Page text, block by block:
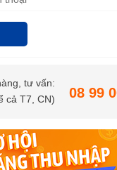
tư vấn:
cả T7, CN)
08 99